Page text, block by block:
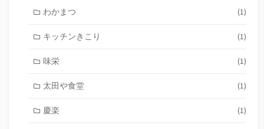
わかまつ (1)
キッチンきこり (1)
味栄 (1)
太田や食堂 (1)
慶楽 (1)